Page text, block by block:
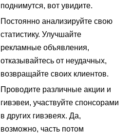
поднимутся, вот увидите.
Постоянно анализируйте свою
статистику. Улучшайте
рекламные объявления,
отказывайтесь от неудачных,
возвращайте своих клиентов.
Проводите различные акции и
гивэвеи, участвуйте спонсорами
в других гивэвеях. Да,
возможно, часть потом